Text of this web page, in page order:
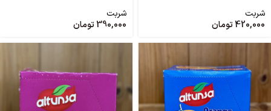
شربت
420,000تومان
شربت
390,000تومان